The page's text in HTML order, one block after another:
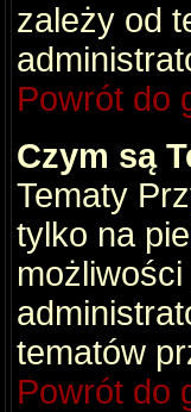
zależy od
Powrót do
Czym są
Tematy
tylko na
tematów
Powrót do